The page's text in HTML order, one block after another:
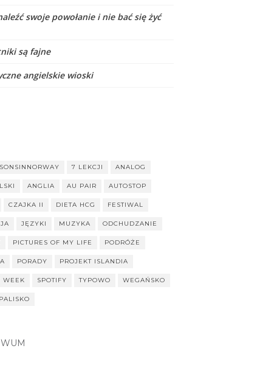
swoje powołanie i nie bać się żyć
są fajne
angielskie wioski
7 LEKCJI ANALOG
ANGLIA AU PAIR AUTOSTOP
CZAJKA II DIETA HCG FESTIWAL
JĘZYKI MUZYKA ODCHUDZANIE
PICTURES OF MY LIFE PODRÓŻE
PORADY PROJEKT ISLANDIA
WEEK SPOTIFY TYPOWO WEGAŃSKO